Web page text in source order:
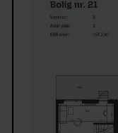
Tilvalg:
ved valg af
Vær